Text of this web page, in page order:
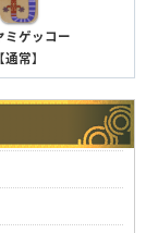
ミゲッコー
【通常】